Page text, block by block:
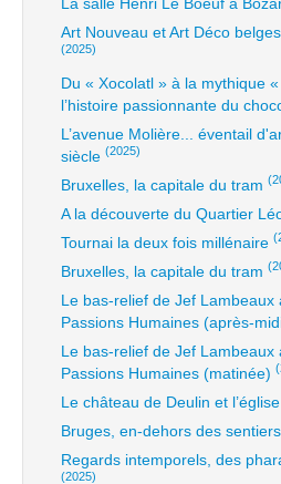
Art Nouveau et Art Déco
(2025)
Du « Xocolatl » à la mythique
l’histoire passionnante du
L’avenue Molière... éventail
siècle (2025)
Bruxelles, la capitale du tram
A la découverte du Quartier
Tournai la deux fois millénaire
Bruxelles, la capitale du tram
Le bas-relief de Jef Lambeaux
Passions Humaines (après-
Le bas-relief de Jef Lambeaux
Passions Humaines (matinée)
Le château de Deulin et
Bruges, en-dehors des
Regards intemporels, des
(2025)